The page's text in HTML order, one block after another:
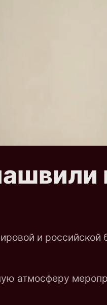
и
атмосферу